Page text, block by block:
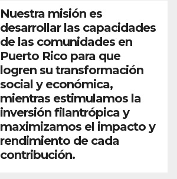
Nuestra misión es
desarrollar las capacidades
de las comunidades en
Puerto Rico para que
logren su transformación
social y económica,
mientras estimulamos la
inversión filantrópica y
maximizamos el impacto y
rendimiento de cada
contribución.